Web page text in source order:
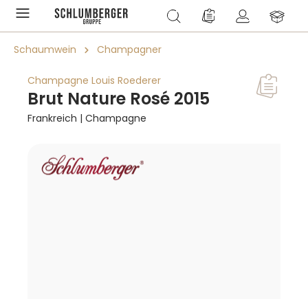
springen Du hast 0 Produkte
Schaumwein Champagner
Champagne Louis Roederer
Brut Nature Rosé 2015
Frankreich | Champagne
Bildergalerie überspringen